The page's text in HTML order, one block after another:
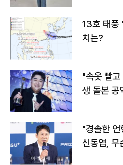
13호 태풍
치는?
"속옷 빨
생 돌본 공
"경솔한
신동엽, 무